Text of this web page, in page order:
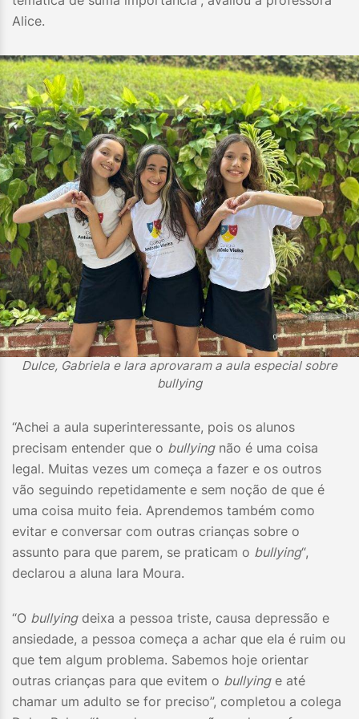
Alice.
Dulce, Gabriela e Iara aprovaram a aula especial sobre
bullying
“Achei a aula superinteressante, pois os alunos
precisam entender que o bullyingnão é uma coisa
legal. Muitas vezes um começa a fazer e os outros
vão seguindo repetidamente e sem noção de que é
uma coisa muito feia. Aprendemos também como
evitar e conversar com outras crianças sobre o
assunto para que parem, se praticam o bullying“,
declarou a aluna Iara Moura.
“O bullyingdeixa a pessoa triste, causa depressão e
ansiedade, a pessoa começa a achar que ela é ruim ou
que tem algum problema. Sabemos hoje orientar
outras crianças para que evitem o bullyinge até
chamar um adulto se for preciso”, completou a colega